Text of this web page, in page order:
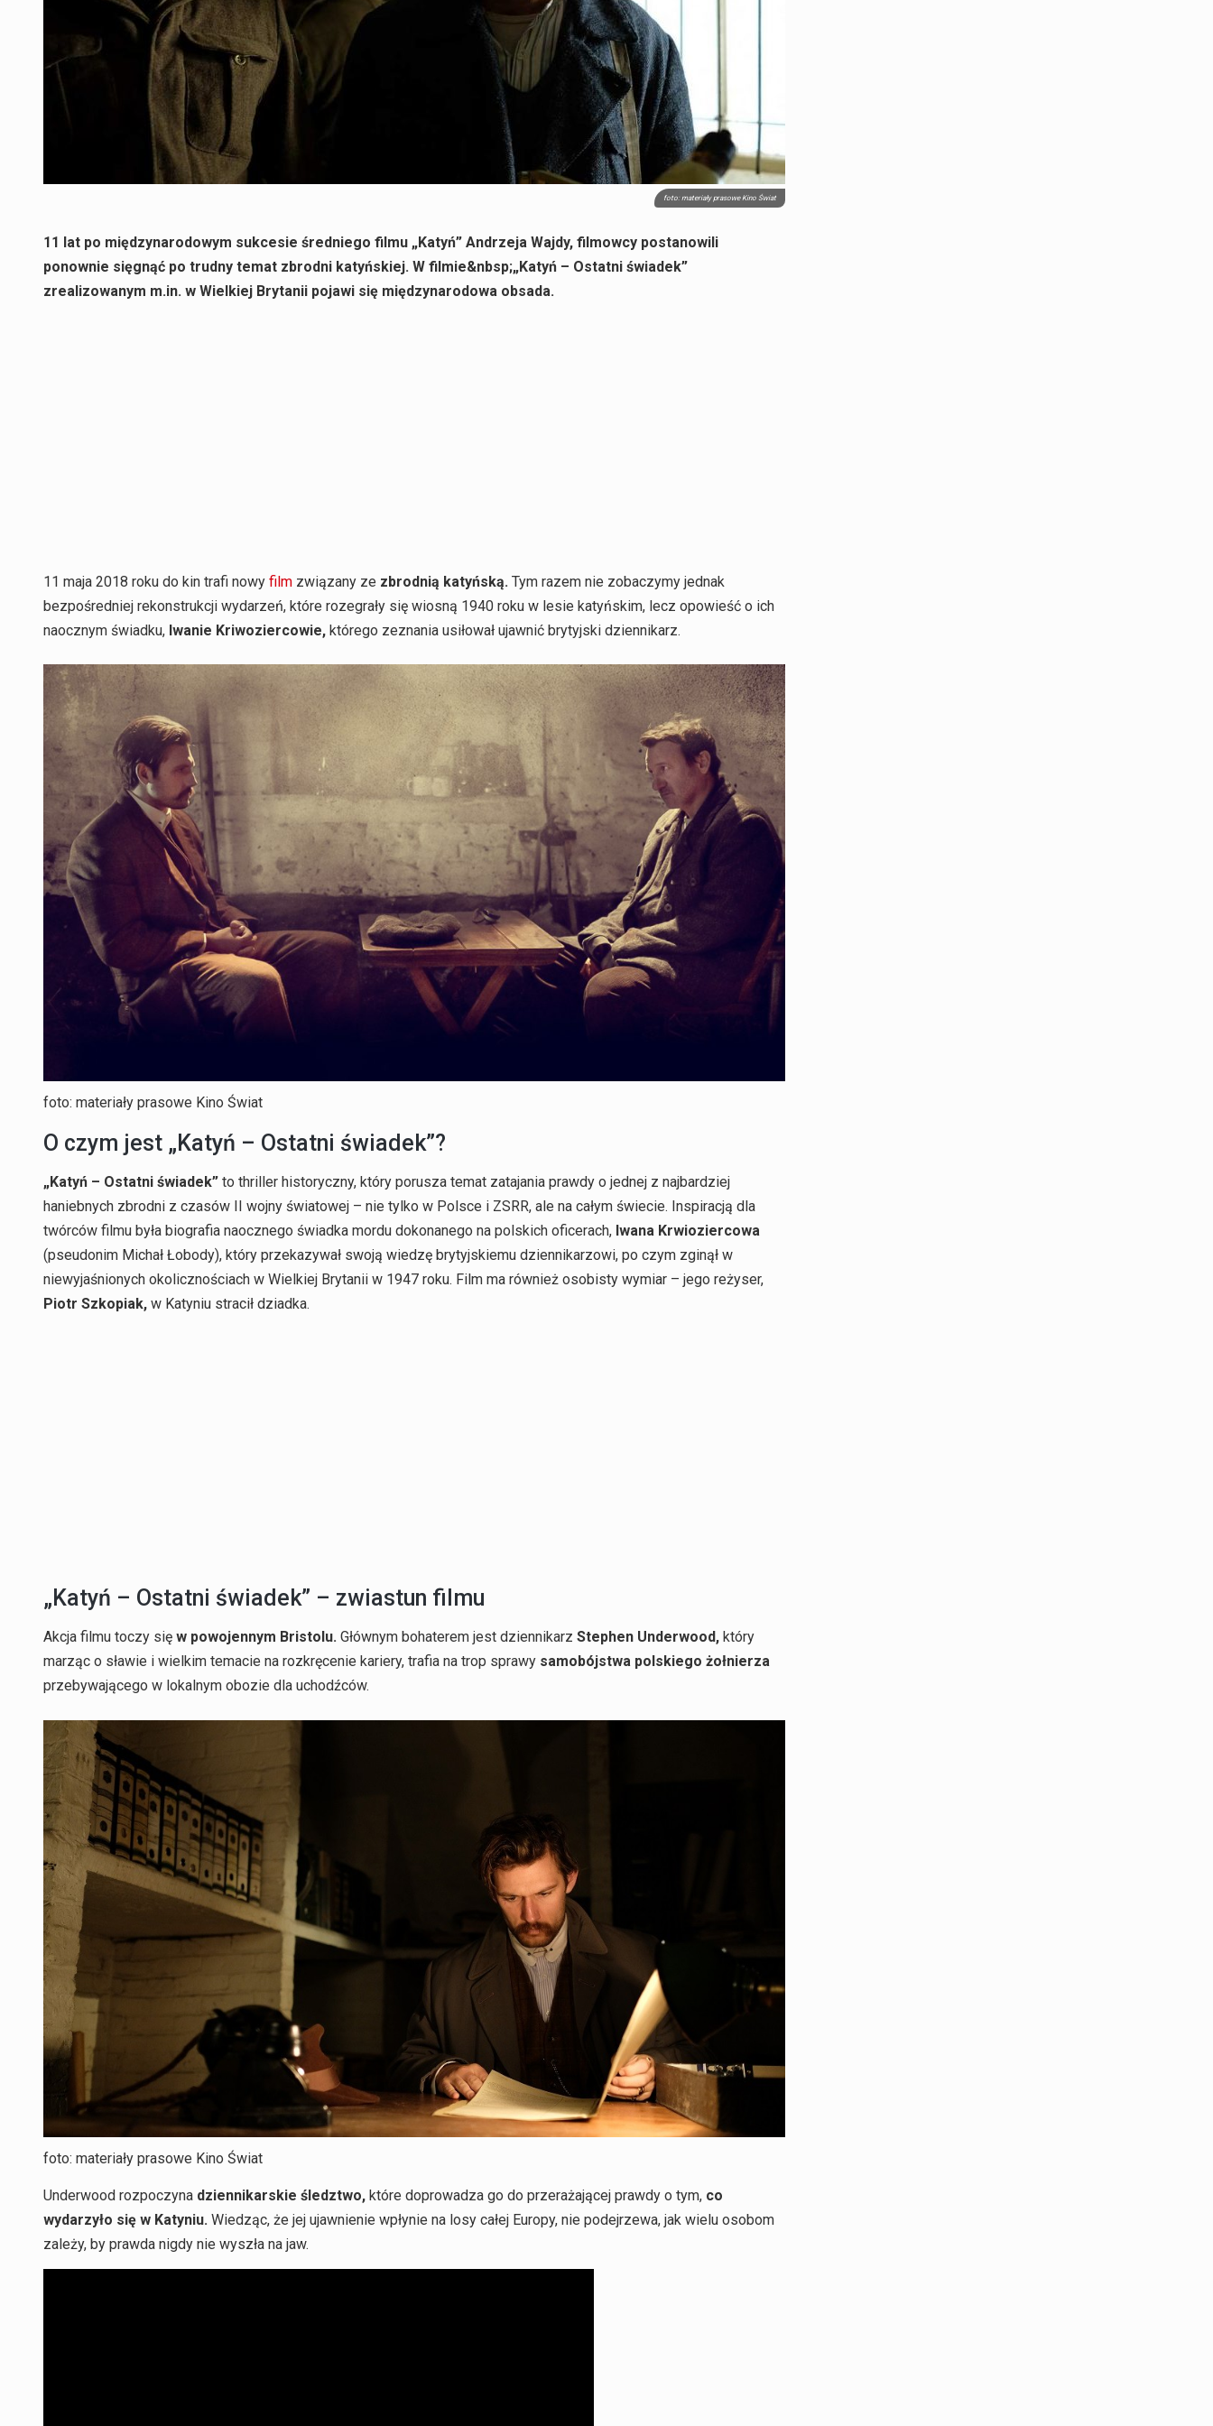
foto: materiały prasowe Kino Świat
11 lat po międzynarodowym sukcesie średniego filmu „Katyń” Andrzeja Wajdy, filmowcy postanowili
ponownie sięgnąć po trudny temat zbrodni katyńskiej. W filmie&nbsp;„Katyń – Ostatni świadek”
zrealizowanym m.in. w Wielkiej Brytanii pojawi się międzynarodowa obsada.
11 maja 2018 roku do kin trafi nowy film związany ze zbrodnią katyńską. Tym razem nie zobaczymy jednak
bezpośredniej rekonstrukcji wydarzeń, które rozegrały się wiosną 1940 roku w lesie katyńskim, lecz opowieść o ich
naocznym świadku, Iwanie Kriwoziercowie, którego zeznania usiłował ujawnić brytyjski dziennikarz.
foto: materiały prasowe Kino Świat
O czym jest „Katyń – Ostatni świadek”?
„Katyń – Ostatni świadek” to thriller historyczny, który porusza temat zatajania prawdy o jednej z najbardziej
haniebnych zbrodni z czasów II wojny światowej – nie tylko w Polsce i ZSRR, ale na całym świecie. Inspiracją dla
twórców filmu była biografia naocznego świadka mordu dokonanego na polskich oficerach, Iwana Krwioziercowa
(pseudonim Michał Łobody), który przekazywał swoją wiedzę brytyjskiemu dziennikarzowi, po czym zginął w
niewyjaśnionych okolicznościach w Wielkiej Brytanii w 1947 roku. Film ma również osobisty wymiar – jego reżyser,
Piotr Szkopiak, w Katyniu stracił dziadka.
„Katyń – Ostatni świadek” – zwiastun filmu
Akcja filmu toczy się w powojennym Bristolu. Głównym bohaterem jest dziennikarz Stephen Underwood, który
marząc o sławie i wielkim temacie na rozkręcenie kariery, trafia na trop sprawy samobójstwa polskiego żołnierza
przebywającego w lokalnym obozie dla uchodźców.
foto: materiały prasowe Kino Świat
Underwood rozpoczyna dziennikarskie śledztwo, które doprowadza go do przerażającej prawdy o tym, co
wydarzyło się w Katyniu. Wiedząc, że jej ujawnienie wpłynie na losy całej Europy, nie podejrzewa, jak wielu osobom
zależy, by prawda nigdy nie wyszła na jaw.